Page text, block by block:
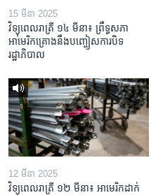
15 មីនា 2025
វិទ្យុពេលរាត្រី ១៤ មីនា៖ ព្រឹទ្ធសភា
អាមេរិកគ្រោងនឹងបញ្ចៀសការបិទ
រដ្ឋាភិបាល
12 មីនា 2025
វិទ្យុពេលរាត្រី ១២ មីនា៖ អាមេរិក​ដាក់​